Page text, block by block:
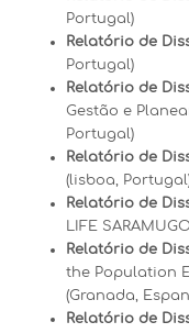
Portugal)
Relatório de
Portugal)
Relatório de
Gestão e
Portugal)
Relatório de
(lisboa,
Relatório de
LIFE
Relatório de
the Population
(Granada,
Relatório de